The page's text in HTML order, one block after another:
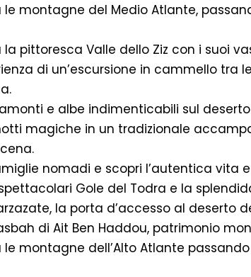
le montagne del Medio Atlante,
la pittoresca Valle dello Ziz con i suoi
di un’escursione in cammello tra
e albe indimenticabili sul
magiche in un tradizionale
nomadi e scopri l’autentica vita
Gole del Todra e la
la porta d’accesso al deserto
di Ait Ben Haddou, patrimonio
montagne dell’Alto Atlante